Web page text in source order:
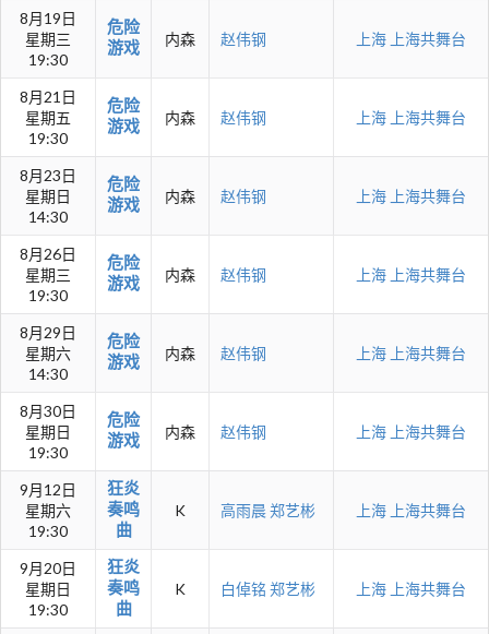
8月19日
星期三
19:30
危险
游戏
内森 赵伟钢 上海 上海共舞台
8月21日
星期五
19:30
危险
游戏
内森 赵伟钢 上海 上海共舞台
8月23日
星期日
14:30
危险
游戏
内森 赵伟钢 上海 上海共舞台
8月26日
星期三
19:30
危险
游戏
内森 赵伟钢 上海 上海共舞台
8月29日
星期六
14:30
危险
游戏
内森 赵伟钢 上海 上海共舞台
8月30日
星期日
19:30
危险
游戏
内森 赵伟钢 上海 上海共舞台
9月12日
星期六
19:30
狂炎
奏鸣
曲
K 高雨晨郑艺彬 上海 上海共舞台
9月20日
星期日
19:30
狂炎
奏鸣
曲
K 白倬铭 郑艺彬 上海 上海共舞台